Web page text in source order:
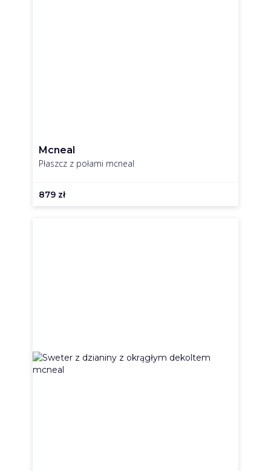
Mcneal
Płaszcz z połami mcneal
879 zł